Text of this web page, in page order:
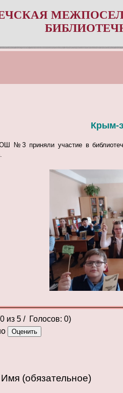
Крым-
№3 приняли участие в
0 из 5 / Голосов: 0)
Имя (обязательное)